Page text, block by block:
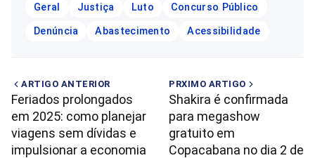
Geral Justiça Luto
Concurso Público
Denúncia
Abastecimento Acessibilidade
ARTIGO ANTERIOR
Feriados prolongados
em 2025: como planejar
viagens sem dívidas e
impulsionar a economia
PRXIMO ARTIGO
Shakira é confirmada
para megashow
gratuito em
Copacabana no dia 2 de